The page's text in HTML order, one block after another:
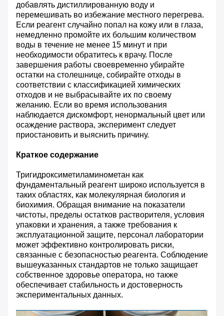
добавлять дистиллированную воду и
перемешивать во избежание местного перегрева.
Если реагент случайно попал на кожу или в глаза,
немедленно промойте их большим количеством
воды в течение не менее 15 минут и при
необходимости обратитесь к врачу. После
завершения работы своевременно убирайте
остатки на столешнице, собирайте отходы в
соответствии с классификацией химических
отходов и не выбрасывайте их по своему
желанию. Если во время использования
наблюдается дискомфорт, ненормальный цвет или
осаждение раствора, эксперимент следует
приостановить и выяснить причину.
Краткое содержание
Тригидроксиметиламинометан как
фундаментальный реагент широко используется в
таких областях, как молекулярная биология и
биохимия. Обращая внимание на показатели
чистоты, пределы остатков растворителя, условия
упаковки и хранения, а также требования к
эксплуатационной защите, персонал лаборатории
может эффективно контролировать риски,
связанные с безопасностью реагента. Соблюдение
вышеуказанных стандартов не только защищает
собственное здоровье оператора, но также
обеспечивает стабильность и достоверность
экспериментальных данных.